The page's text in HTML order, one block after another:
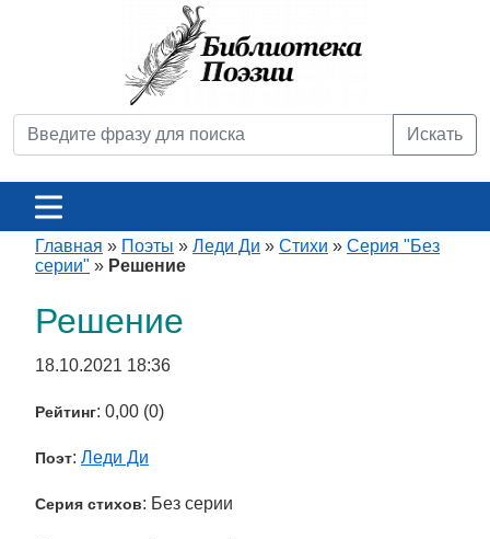
Искать
Главная » Поэты » Леди Ди » Стихи » Серия "Без
серии" » Решение
Решение
18.10.2021 18:36
Рейтинг: 0,00 (0)
Поэт: Леди Ди
Серия стихов: Без серии